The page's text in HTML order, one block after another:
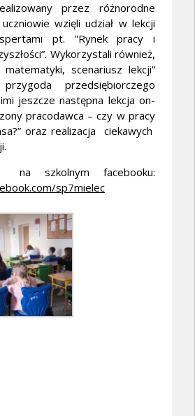
przez różnorodne
wzięli udział w lekcji
pt. ”Rynek pracy i
Wykorzystali również,
scenariusz lekcji”
przedsiębiorczego
jeszcze następna lekcja on-
pracodawca – czy w pracy
oraz realizacja ciekawych
na szkolnym facebooku:
sp7mielec